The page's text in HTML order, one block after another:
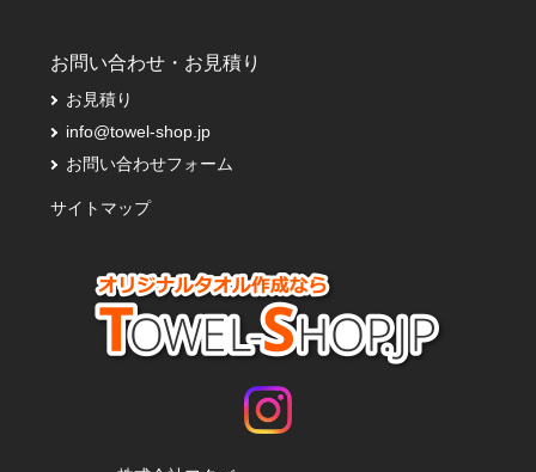
お問い合わせ・お見積り
お見積り
info@towel-shop.jp
お問い合わせフォーム
サイトマップ